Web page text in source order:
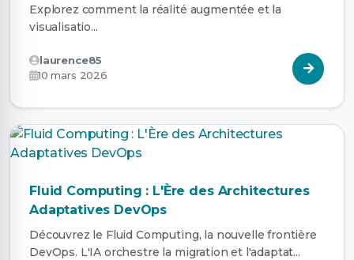
Explorez comment la réalité augmentée et la
visualisatio...
laurence85
10 mars 2026
Fluid Computing : L'Ère des Architectures
Adaptatives DevOps
Découvrez le Fluid Computing, la nouvelle frontière
DevOps. L'IA orchestre la migration et l'adaptat...